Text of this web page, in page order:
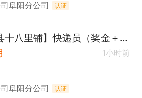
阜阳分公司 认证
【德邦阜阳颍上县十八里铺】快递员（奖金＋节假日福利）
1小时前
阜阳分公司 认证